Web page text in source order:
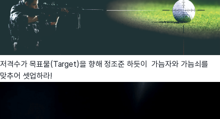
저격수가 목표물(Target)을 향해 정조준 하듯이 가늠자와 가늠쇠를
맞추어 셋업하라!